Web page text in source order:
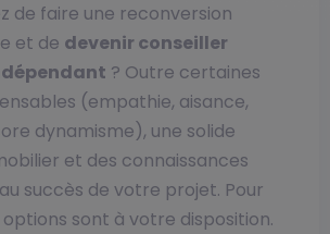
de faire une reconversion
et de devenir conseiller
? Outre certaines
(empathie, aisance,
dynamisme), une solide
et des connaissances
succès de votre projet. Pour
sont à votre disposition.